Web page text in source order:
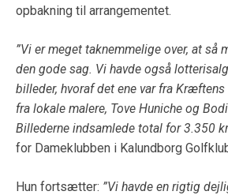
opbakning til arrangementet.
”Vi er meget taknemmelige over, at så
den gode sag. Vi havde også
billeder, hvoraf det ene var fra
fra lokale malere, Tove Huniche og
Billederne indsamlede total for 3.350
for Dameklubben i Kalundborg
Hun fortsætter: ”Vi havde en rigtig